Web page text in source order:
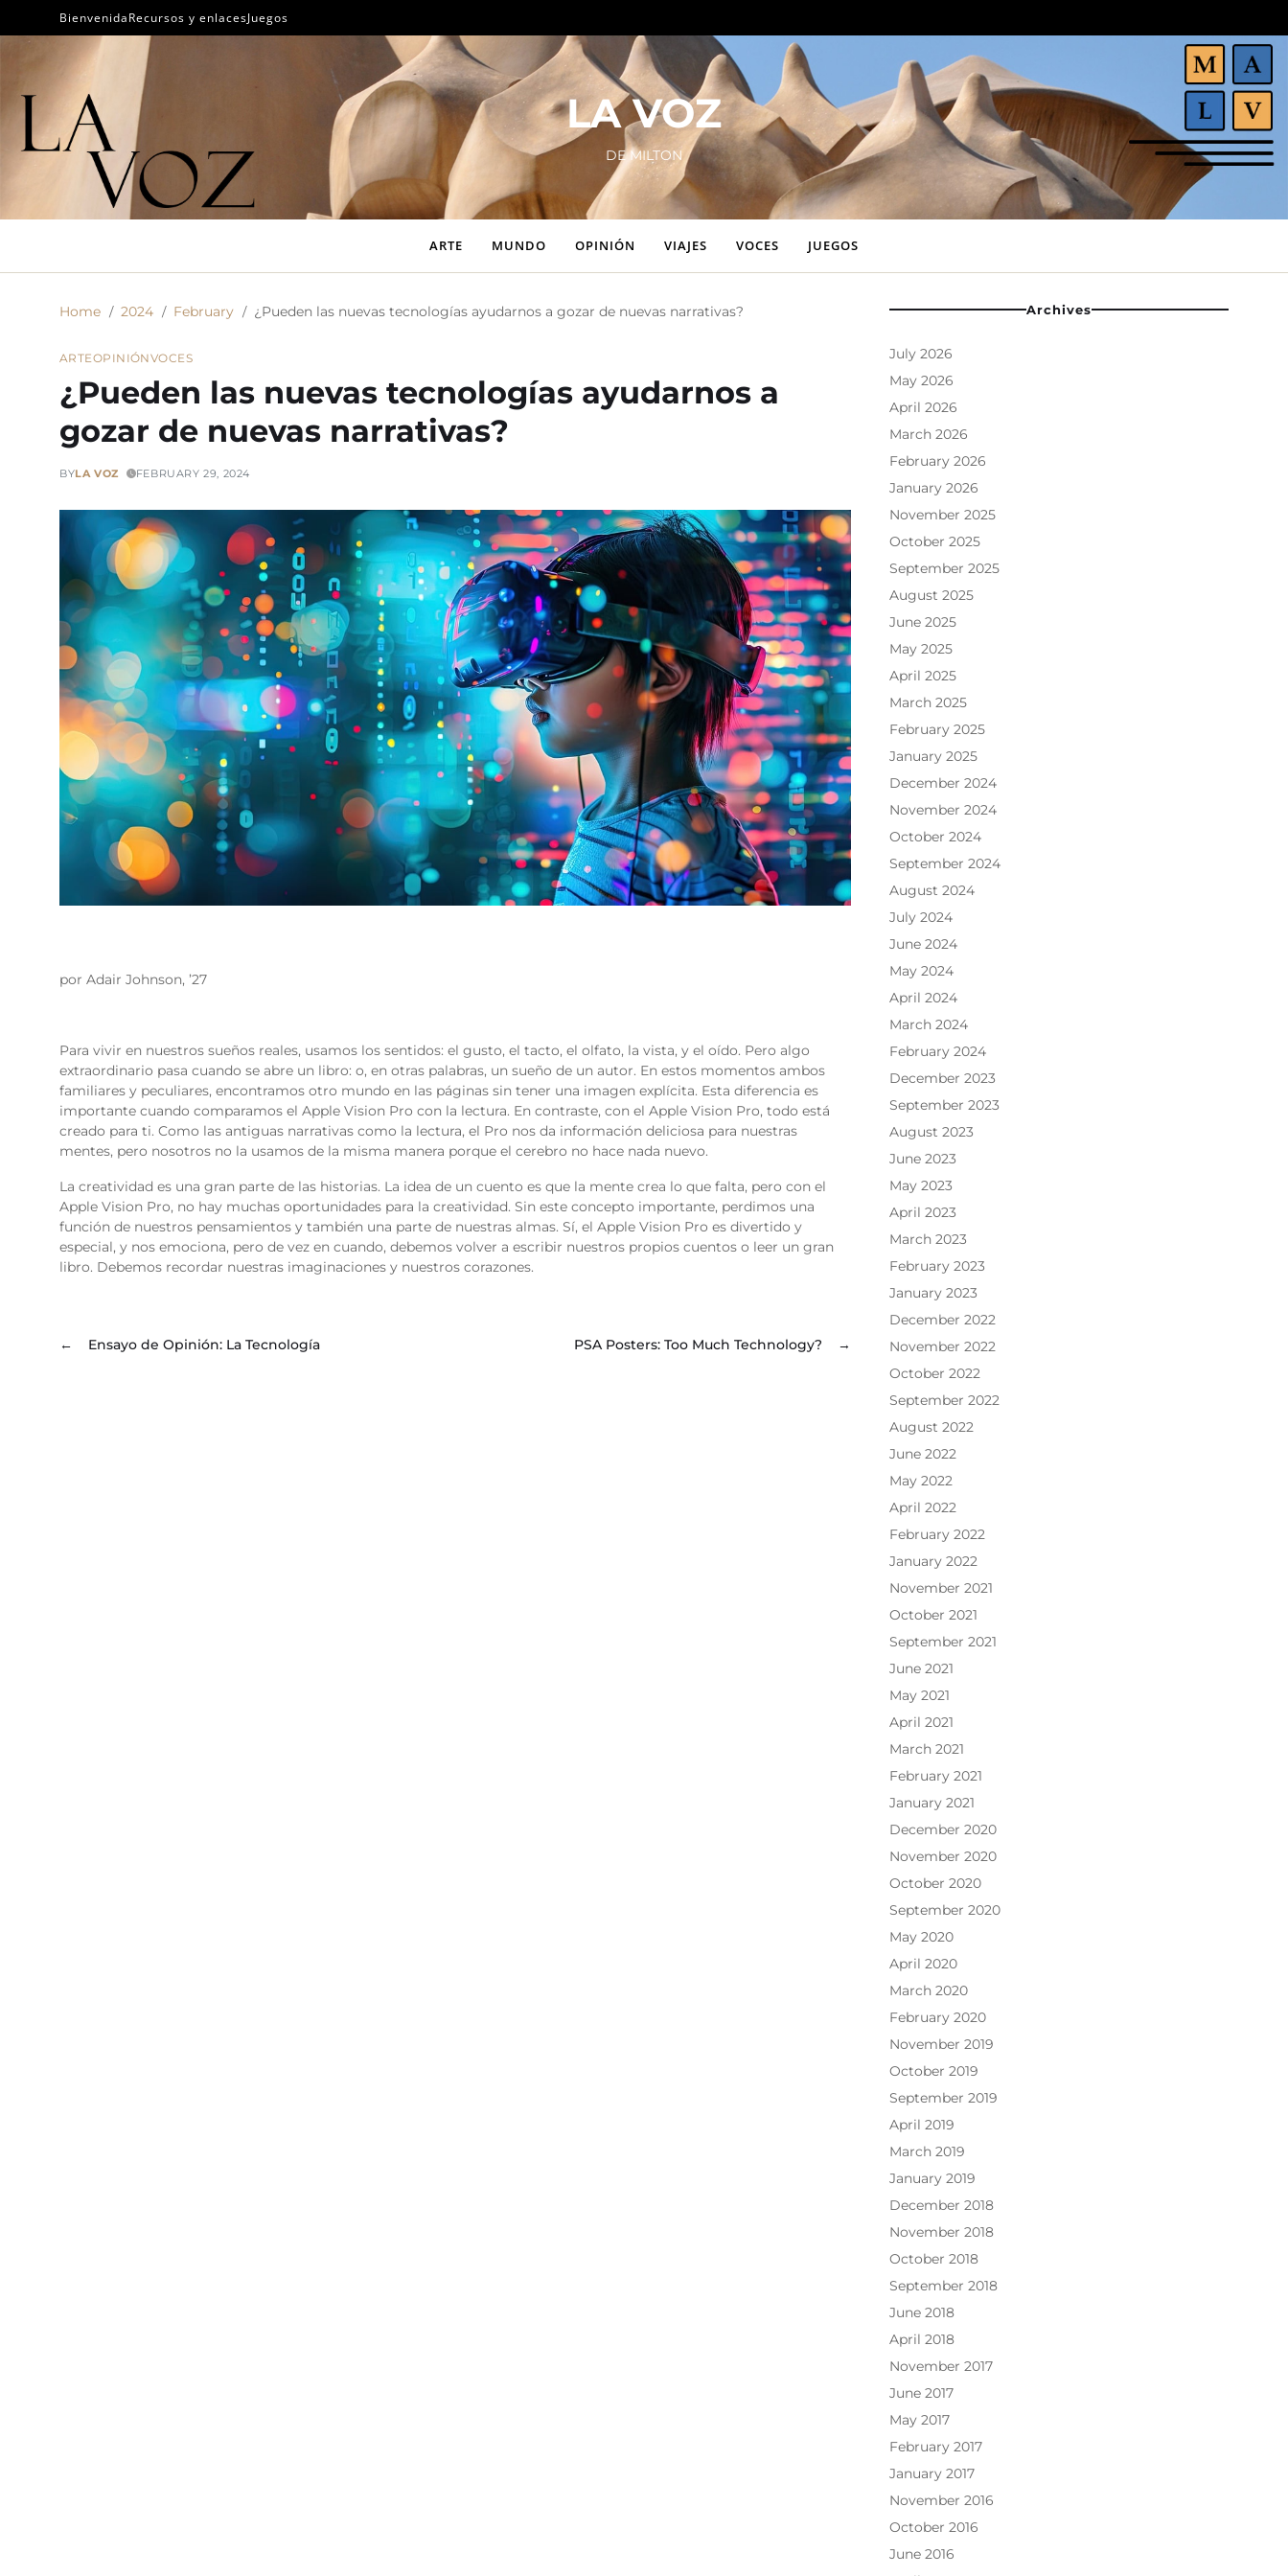
BienvenidaRecursos y enlacesJuegos
LA VOZ
DE MILTON
ARTE MUNDO OPINIÓN VIAJES VOCES JUEGOS
Home 2024 February ¿Pueden las nuevas tecnologías ayudarnos a gozar de nuevas narrativas?
ARTEOPINIÓNVOCES
¿Pueden las nuevas tecnologías ayudarnos a
gozar de nuevas narrativas?
BYLA VOZ FEBRUARY 29, 2024
por Adair Johnson, ’27
Para vivir en nuestros sueños reales, usamos los sentidos: el gusto, el tacto, el olfato, la vista, y el oído. Pero algo
extraordinario pasa cuando se abre un libro: o, en otras palabras, un sueño de un autor. En estos momentos ambos
familiares y peculiares, encontramos otro mundo en las páginas sin tener una imagen explícita. Esta diferencia es
importante cuando comparamos el Apple Vision Pro con la lectura. En contraste, con el Apple Vision Pro, todo está
creado para ti. Como las antiguas narrativas como la lectura, el Pro nos da información deliciosa para nuestras
mentes, pero nosotros no la usamos de la misma manera porque el cerebro no hace nada nuevo.
La creatividad es una gran parte de las historias. La idea de un cuento es que la mente crea lo que falta, pero con el
Apple Vision Pro, no hay muchas oportunidades para la creatividad. Sin este concepto importante, perdimos una
función de nuestros pensamientos y también una parte de nuestras almas. Sí, el Apple Vision Pro es divertido y
especial, y nos emociona, pero de vez en cuando, debemos volver a escribir nuestros propios cuentos o leer un gran
libro. Debemos recordar nuestras imaginaciones y nuestros corazones.
← Ensayo de Opinión: La Tecnología →
PSA Posters: Too Much Technology?
Archives
July 2026
May 2026
April 2026
March 2026
February 2026
January 2026
November 2025
October 2025
September 2025
August 2025
June 2025
May 2025
April 2025
March 2025
February 2025
January 2025
December 2024
November 2024
October 2024
September 2024
August 2024
July 2024
June 2024
May 2024
April 2024
March 2024
February 2024
December 2023
September 2023
August 2023
June 2023
May 2023
April 2023
March 2023
February 2023
January 2023
December 2022
November 2022
October 2022
September 2022
August 2022
June 2022
May 2022
April 2022
February 2022
January 2022
November 2021
October 2021
September 2021
June 2021
May 2021
April 2021
March 2021
February 2021
January 2021
December 2020
November 2020
October 2020
September 2020
May 2020
April 2020
March 2020
February 2020
November 2019
October 2019
September 2019
April 2019
March 2019
January 2019
December 2018
November 2018
October 2018
September 2018
June 2018
April 2018
November 2017
June 2017
May 2017
February 2017
January 2017
November 2016
October 2016
June 2016